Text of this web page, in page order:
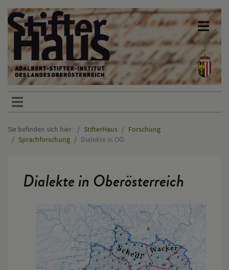
Sprunglinks
Sie befinden sich hier: StifterHaus
Forschung
Sprachforschung
Dialekte in OÖ.
Dialekte in Oberösterreich